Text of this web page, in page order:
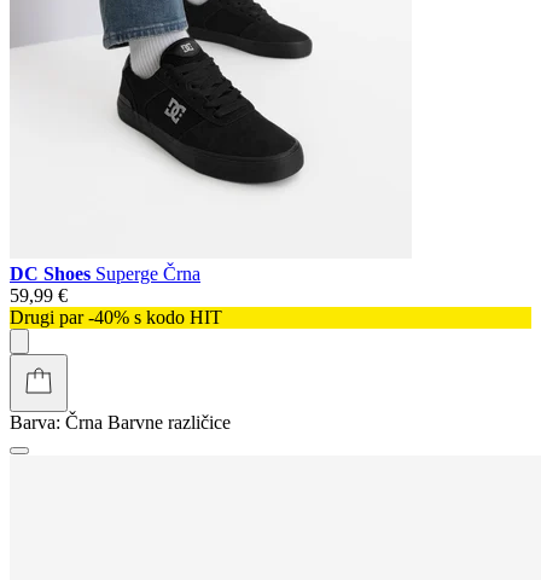
DC Shoes Superge Črna
59,99 €
Drugi par -40% s kodo HIT
Barva: Črna Barvne različice